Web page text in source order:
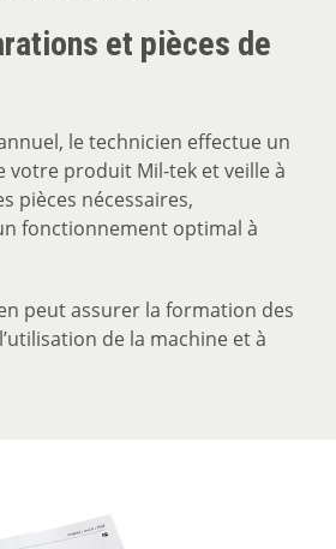
et pièces de
le technicien effectue un
votre produit Mil-tek et veille à
pièces nécessaires,
fonctionnement optimal à
peut assurer la formation des
de la machine et à